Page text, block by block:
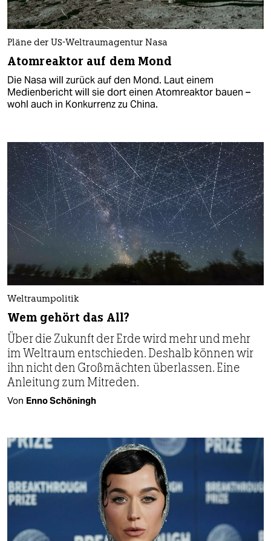
Pläne der US-Weltraumagentur Nasa
Atomreaktor auf dem Mond
Die Nasa will zurück auf den Mond. Laut einem
Medienbericht will sie dort einen Atomreaktor bauen –
wohl auch in Konkurrenz zu China.
Weltraumpolitik
Wem gehört das All?
Über die Zukunft der Erde wird mehr und mehr
im Weltraum entschieden. Deshalb können wir
ihn nicht den Großmächten überlassen. Eine
Anleitung zum Mitreden.
Von Enno Schöningh